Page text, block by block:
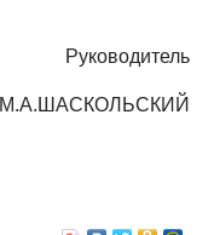
Руководитель
М.А.ШАСКОЛЬСКИЙ